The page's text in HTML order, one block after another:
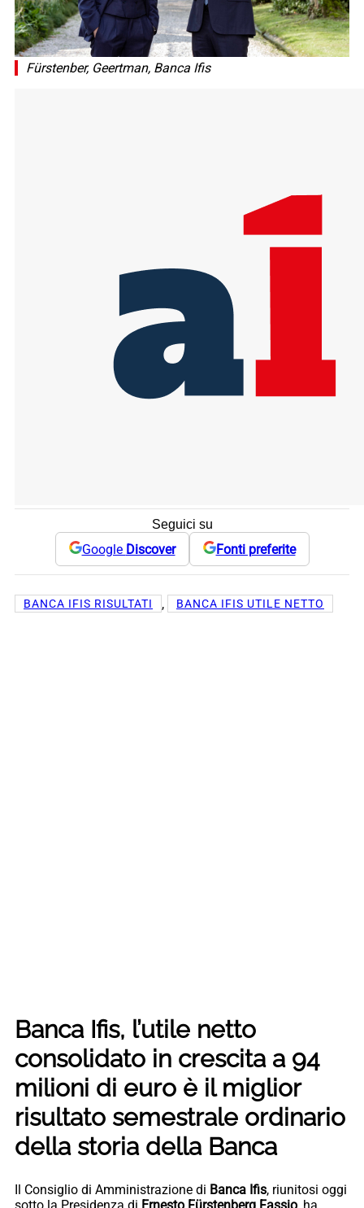
Fürstenber, Geertman, Banca Ifis
Seguici su
Google Discover Fonti preferite
BANCA IFIS RISULTATI , BANCA IFIS UTILE NETTO
Banca Ifis, l’utile netto
consolidato in crescita a 94
milioni di euro è il miglior
risultato semestrale ordinario
della storia della Banca
Il Consiglio di Amministrazione di Banca Ifis, riunitosi oggi